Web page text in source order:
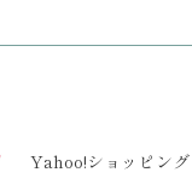
Yahoo!ショッピング